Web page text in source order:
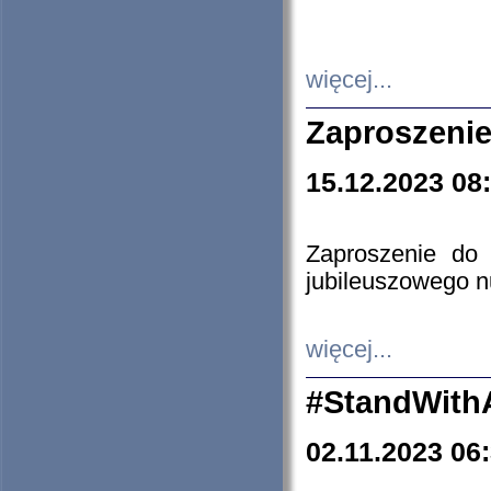
więcej...
15.12.2023
Zaproszenie do
jubileuszowego
więcej...
02.11.2023